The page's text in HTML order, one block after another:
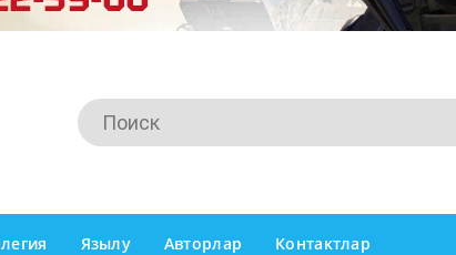
Язылу Авторлар Контактлар